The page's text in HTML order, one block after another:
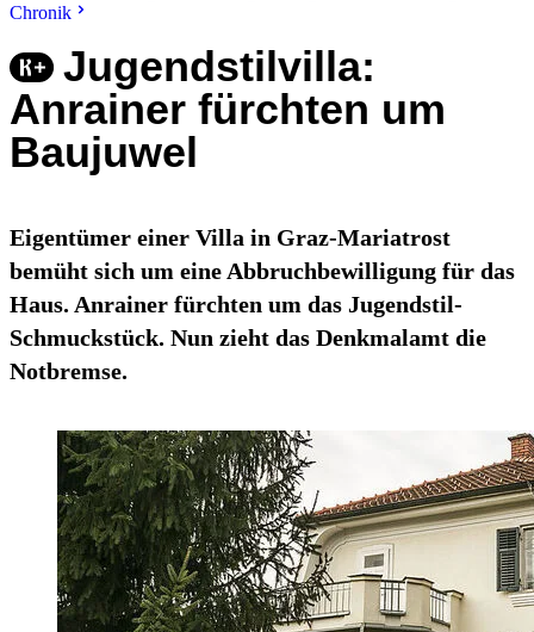
Chronik
Jugendstilvilla:
Anrainer fürchten um
Baujuwel
Eigentümer einer Villa in Graz-Mariatrost
bemüht sich um eine Abbruchbewilligung für das
Haus. Anrainer fürchten um das Jugendstil-
Schmuckstück. Nun zieht das Denkmalamt die
Notbremse.